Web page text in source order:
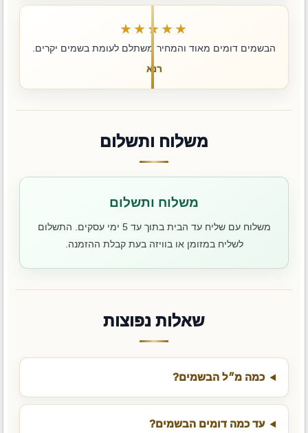
★★★★★
הבשמים דומים מאוד והמחיר משתלם לעומת בשמים יקרים.
רנא
משלוח ותשלום
משלוח ותשלום
משלוח עם שליח עד הבית בתוך עד 5 ימי עסקים. התשלום
לשליח במזומן או בוויזה בעת קבלת ההזמנה.
שאלות נפוצות
כמה מ״ל הבשמים?
עד כמה דומים הבשמים?